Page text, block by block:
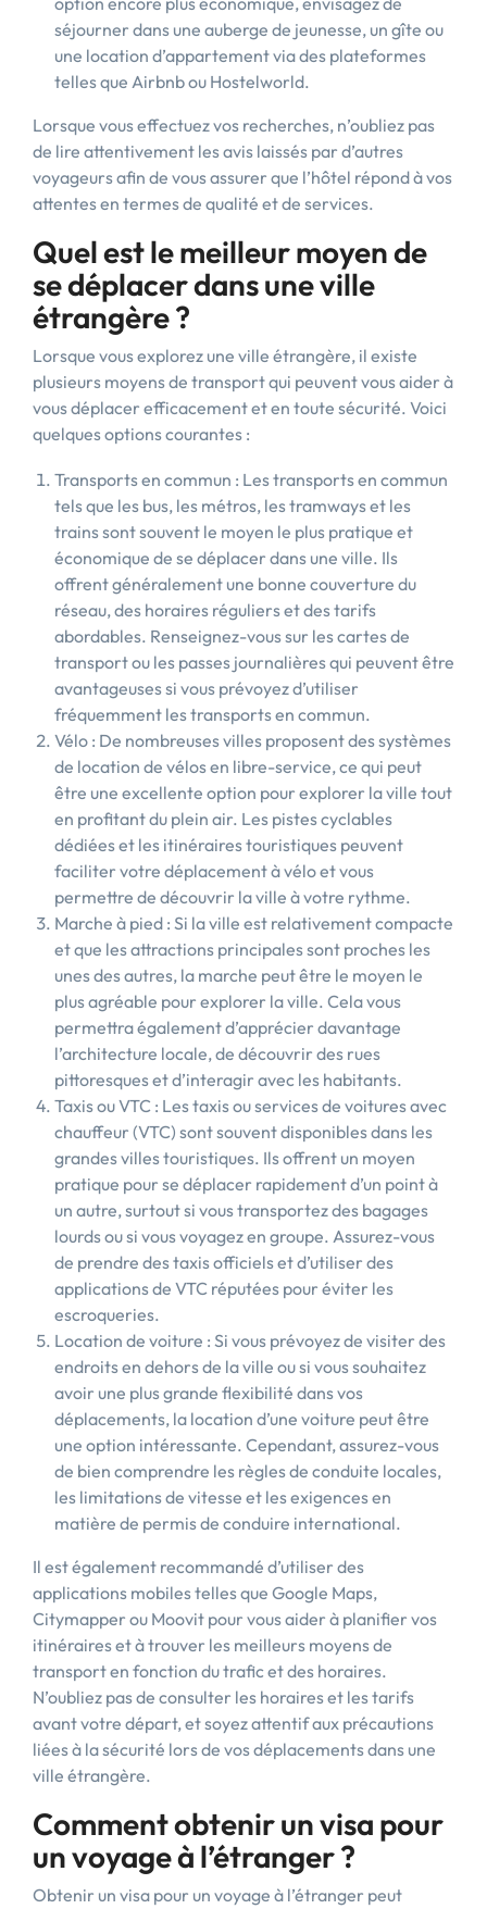
séjourner dans une auberge de jeunesse, un gîte ou
une location d’appartement via des plateformes
telles que Airbnb ou Hostelworld.
Lorsque vous effectuez vos recherches, n’oubliez pas
de lire attentivement les avis laissés par d’autres
voyageurs afin de vous assurer que l’hôtel répond à vos
attentes en termes de qualité et de services.
Quel est le meilleur moyen de
se déplacer dans une ville
étrangère ?
Lorsque vous explorez une ville étrangère, il existe
plusieurs moyens de transport qui peuvent vous aider à
vous déplacer efficacement et en toute sécurité. Voici
quelques options courantes :
Transports en commun : Les transports en commun
tels que les bus, les métros, les tramways et les
trains sont souvent le moyen le plus pratique et
économique de se déplacer dans une ville. Ils
offrent généralement une bonne couverture du
réseau, des horaires réguliers et des tarifs
abordables. Renseignez-vous sur les cartes de
transport ou les passes journalières qui peuvent être
avantageuses si vous prévoyez d’utiliser
fréquemment les transports en commun.
Vélo : De nombreuses villes proposent des systèmes
de location de vélos en libre-service, ce qui peut
être une excellente option pour explorer la ville tout
en profitant du plein air. Les pistes cyclables
dédiées et les itinéraires touristiques peuvent
faciliter votre déplacement à vélo et vous
permettre de découvrir la ville à votre rythme.
Marche à pied : Si la ville est relativement compacte
et que les attractions principales sont proches les
unes des autres, la marche peut être le moyen le
plus agréable pour explorer la ville. Cela vous
permettra également d’apprécier davantage
l’architecture locale, de découvrir des rues
pittoresques et d’interagir avec les habitants.
Taxis ou VTC : Les taxis ou services de voitures avec
chauffeur (VTC) sont souvent disponibles dans les
grandes villes touristiques. Ils offrent un moyen
pratique pour se déplacer rapidement d’un point à
un autre, surtout si vous transportez des bagages
lourds ou si vous voyagez en groupe. Assurez-vous
de prendre des taxis officiels et d’utiliser des
applications de VTC réputées pour éviter les
escroqueries.
Location de voiture : Si vous prévoyez de visiter des
endroits en dehors de la ville ou si vous souhaitez
avoir une plus grande flexibilité dans vos
déplacements, la location d’une voiture peut être
une option intéressante. Cependant, assurez-vous
de bien comprendre les règles de conduite locales,
les limitations de vitesse et les exigences en
matière de permis de conduire international.
Il est également recommandé d’utiliser des
applications mobiles telles que Google Maps,
Citymapper ou Moovit pour vous aider à planifier vos
itinéraires et à trouver les meilleurs moyens de
transport en fonction du trafic et des horaires.
N’oubliez pas de consulter les horaires et les tarifs
avant votre départ, et soyez attentif aux précautions
liées à la sécurité lors de vos déplacements dans une
ville étrangère.
Comment obtenir un visa pour
un voyage à l’étranger ?
Obtenir un visa pour un voyage à l’étranger peut